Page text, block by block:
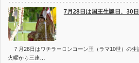
7月28日は国王生誕日、30
７月28日はワチラーロンコーン王（ラマ10世）の生
火曜から三連…